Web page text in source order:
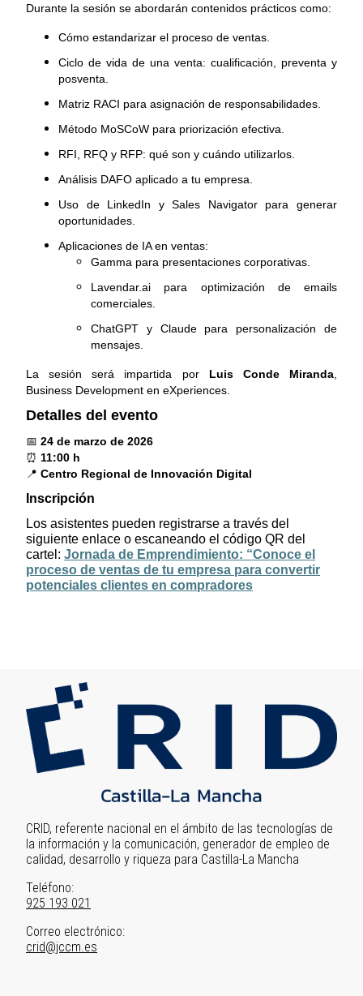
Durante la sesión se abordarán contenidos prácticos como:
Cómo estandarizar el proceso de ventas.
Ciclo de vida de una venta: cualificación, preventa y
posventa.
Matriz RACI para asignación de responsabilidades.
Método MoSCoW para priorización efectiva.
RFI, RFQ y RFP: qué son y cuándo utilizarlos.
Análisis DAFO aplicado a tu empresa.
Uso de LinkedIn y Sales Navigator para generar
oportunidades.
Aplicaciones de IA en ventas:
Gamma para presentaciones corporativas.
Lavendar.ai para optimización de emails
comerciales.
ChatGPT y Claude para personalización de
mensajes.
La sesión será impartida por Luis Conde Miranda,
Business Development en eXperiences.
Detalles del evento
📅 24 de marzo de 2026
⏰ 11:00 h
📍 Centro Regional de Innovación Digital
Inscripción
Los asistentes pueden registrarse a través del
siguiente enlace o escaneando el código QR del
cartel: Jornada de Emprendimiento: “Conoce el
proceso de ventas de tu empresa para convertir
potenciales clientes en compradores
Image
CRID, referente nacional en el ámbito de las tecnologías de
la información y la comunicación, generador de empleo de
calidad, desarrollo y riqueza para Castilla-La Mancha
Teléfono:
925 193 021
Correo electrónico:
crid@jccm.es